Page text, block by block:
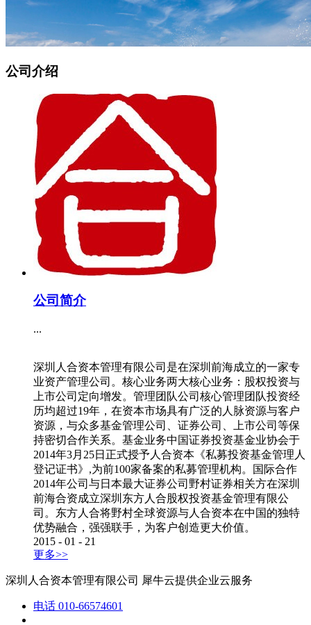
公司介绍
公司简介
...
深圳人合资本管理有限公司是在深圳前海成立的一家专
业资产管理公司。核心业务两大核心业务：股权投资与
上市公司定向增发。管理团队公司核心管理团队投资经
历均超过19年，在资本市场具有广泛的人脉资源与客户
资源，与众多基金管理公司、证券公司、上市公司等保
持密切合作关系。基金业务中国证券投资基金业协会于
2014年3月25日正式授予人合资本《私募投资基金管理人
登记证书》,为前100家备案的私募管理机构。国际合作
2014年公司与日本最大证券公司野村证券相关方在深圳
前海合资成立深圳东方人合股权投资基金管理有限公
司。东方人合将野村全球资源与人合资本在中国的独特
优势融合，强强联手，为客户创造更大价值。
2015 - 01 - 21
更多>>
深圳人合资本管理有限公司 犀牛云提供企业云服务
电话 010-66574601